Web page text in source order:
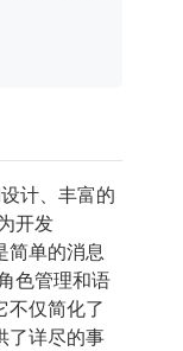
计、丰富的
开发
简单的消息
色管理和语
不仅简化了
了详尽的事